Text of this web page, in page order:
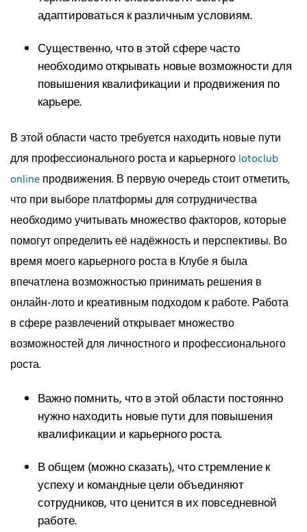
адаптироваться к различным условиям.
Существенно, что в этой сфере часто
необходимо открывать новые возможности для
повышения квалификации и продвижения по
карьере.
В этой области часто требуется находить новые пути
для профессионального роста и карьерногоlotoclub
onlineпродвижения. В первую очередь стоит отметить,
что при выборе платформы для сотрудничества
необходимо учитывать множество факторов, которые
помогут определить её надёжность и перспективы. Во
время моего карьерного роста в Клубе я была
впечатлена возможностью принимать решения в
онлайн-лото и креативным подходом к работе. Работа
в сфере развлечений открывает множество
возможностей для личностного и профессионального
роста.
Важно помнить, что в этой области постоянно
нужно находить новые пути для повышения
квалификации и карьерного роста.
В общем (можно сказать), что стремление к
успеху и командные цели объединяют
сотрудников, что ценится в их повседневной
работе.